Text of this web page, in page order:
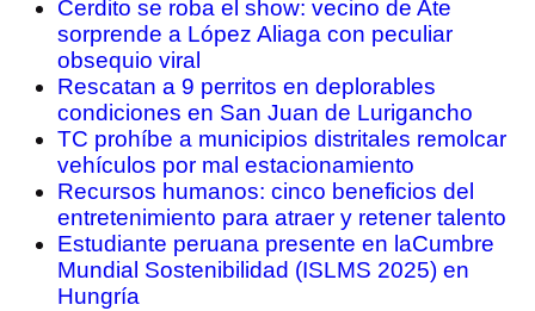
Cerdito se roba el show: vecino de Ate
sorprende a López Aliaga con peculiar
obsequio viral
Rescatan a 9 perritos en deplorables
condiciones en San Juan de Lurigancho
TC prohíbe a municipios distritales remolcar
vehículos por mal estacionamiento
Recursos humanos: cinco beneficios del
entretenimiento para atraer y retener talento
Estudiante peruana presente en laCumbre
Mundial Sostenibilidad (ISLMS 2025) en
Hungría